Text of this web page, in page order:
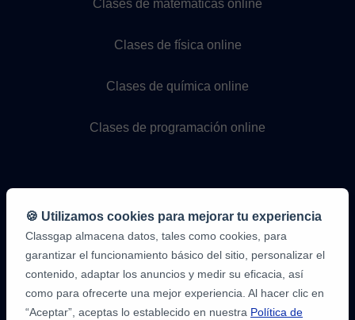
Clases de matemáticas online
Clases de física online
Clases de química online
Clases de programación online
🍪 Utilizamos cookies para mejorar tu experiencia
Classgap almacena datos, tales como cookies, para
garantizar el funcionamiento básico del sitio, personalizar el
contenido, adaptar los anuncios y medir su eficacia, así
como para ofrecerte una mejor experiencia. Al hacer clic en
“Aceptar”, aceptas lo establecido en nuestra Política de